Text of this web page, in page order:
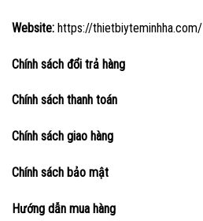
Website: https://thietbiyteminhha.com/
Chính sách đổi trả hàng
Chính sách thanh toán
Chính sách giao hàng
Chính sách bảo mật
Hướng dẫn mua hàng